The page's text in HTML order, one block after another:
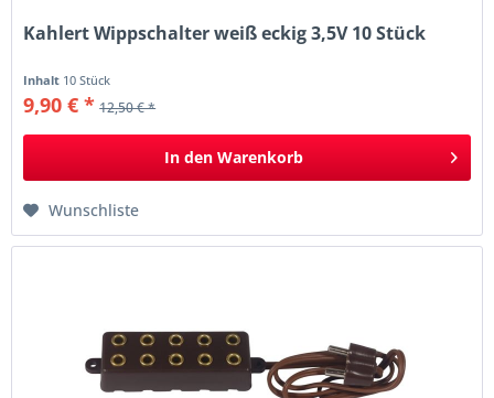
Kahlert Wippschalter weiß eckig 3,5V 10 Stück
Inhalt 10 Stück
9,90 € * 12,50 € *
In den Warenkorb
Wunschliste